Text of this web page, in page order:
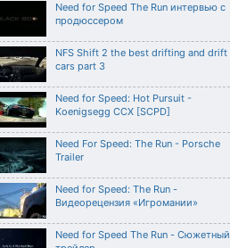
Need for Speed The Run интервью с
продюссером
NFS Shift 2 the best drifting and drift
cars part 3
Need for Speed: Hot Pursuit -
Koenigsegg CCX [SCPD]
Need For Speed: The Run - Porsche
Trailer
Need for Speed: The Run -
Видеорецензия «Игромании»
Need for Speed The Run - Сюжетный